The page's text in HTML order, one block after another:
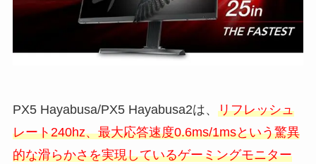
PX5 Hayabusa/PX5 Hayabusa2は、 リフレッシュ
レート240hz、最大応答速度0.6ms/1msという驚異
的な滑らかさを実現しているゲーミングモニター